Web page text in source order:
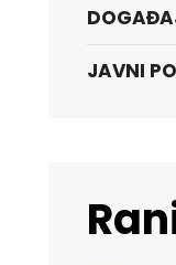
JAVNI